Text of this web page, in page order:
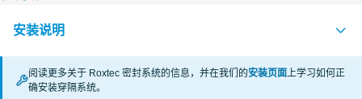
RISE
CSA
安装说明
APERTURE DIMENSIONS G SERIES (en)
阅读更多关于 Roxtec 密封系统的信息，并在我们的安装页面上学习如何正
确安装穿隔系统。